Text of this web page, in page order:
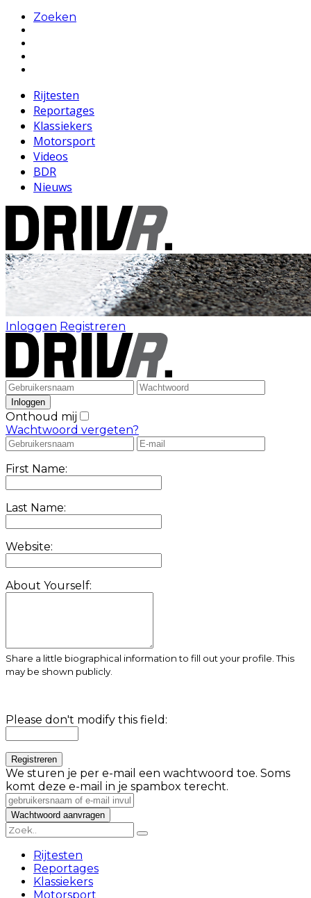
Zoeken
Rijtesten
Reportages
Klassiekers
Motorsport
Videos
BDR
Nieuws
Inloggen Registreren
Onthoud mij
Wachtwoord vergeten?
First Name:
Last Name:
Website:
About Yourself:
Share a little biographical information to fill out your profile. This
may be shown publicly.
Please don't modify this field:
We sturen je per e-mail een wachtwoord toe. Soms
komt deze e-mail in je spambox terecht.
Rijtesten
Reportages
Klassiekers
Motorsport